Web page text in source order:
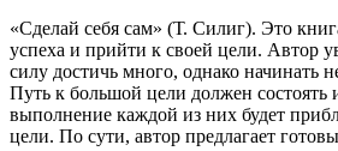
«Сделай себя сам» (Т. Силиг). Это
успеха и прийти к своей цели. Автор
силу достичь много, однако начинать
Путь к большой цели должен состоять
выполнение каждой из них будет
цели. По сути, автор предлагает